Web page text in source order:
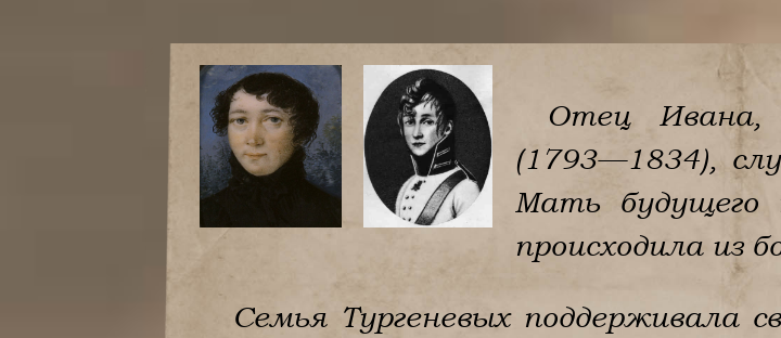
Отец Ивана,
(1793—1834),
Мать будущего
происходила из
Семья Тургеневых поддерживала